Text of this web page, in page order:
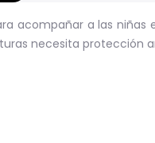
acompañar a las
necesita protección